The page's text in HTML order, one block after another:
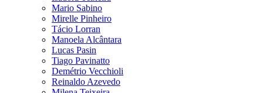
Mario Sabino
Mirelle Pinheiro
Tácio Lorran
Manoela Alcântara
Lucas Pasin
Tiago Pavinatto
Demétrio Vecchioli
Reinaldo Azevedo